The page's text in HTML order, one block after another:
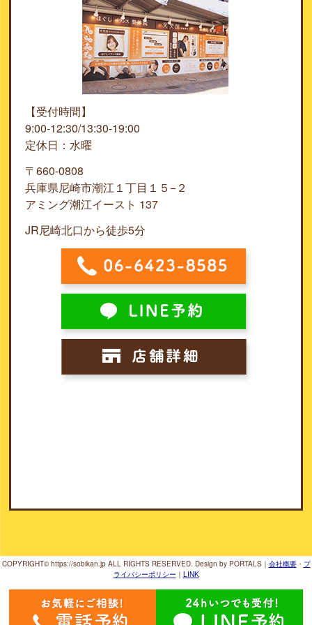
【受付時間】
9:00-12:30/13:30-19:00
定休日：水曜
〒660-0808
兵庫県尼崎市潮江１丁目１５−２
アミング潮江イースト 137
JR尼崎北口から徒歩5分
COPYRIGHT© https://sobikan.jp ALL RIGHTS RESERVED. Design by PORTALS｜ 会社概要・ プ
ライバシーポリシー ｜ LINK